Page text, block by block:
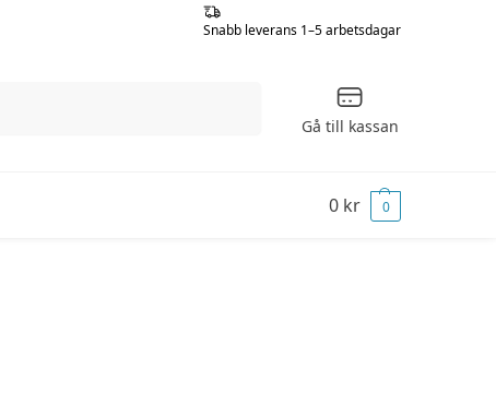
Snabb leverans 1–5 arbetsdagar
Gå till kassan
0 kr 0